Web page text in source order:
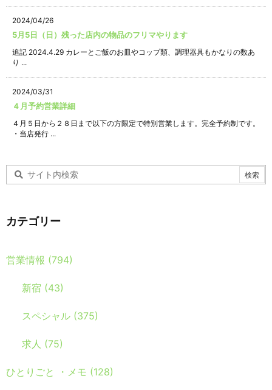
2024/04/26
5月5日（日）残った店内の物品のフリマやります
追記 2024.4.29 カレーとご飯のお皿やコップ類、調理器具もかなりの数あ
り ...
2024/03/31
４月予約営業詳細
４月５日から２８日まで以下の方限定で特別営業します。完全予約制です。
・当店発行 ...
カテゴリー
営業情報 (794)
新宿 (43)
スペシャル (375)
求人 (75)
ひとりごと ・メモ (128)